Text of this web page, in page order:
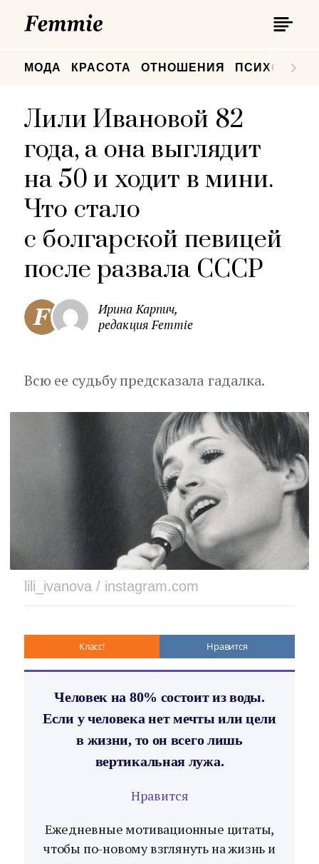
МОДА КРАСОТА ОТНОШЕНИЯ
Лили Ивановой 82
года, а она выглядит
на 50 и ходит в мини.
Что стало
с болгарской певицей
после развала СССР
Ирина Карпич,
редакция Femmie
Всю ее судьбу предсказала гадалка.
lili_ivanova / instagram.com
Класс! Нравится
Человек на 80% состоит из воды.
Если у человека нет мечты или цели
в жизни, то он всего лишь
вертикальная лужа.
Нравится
Ежедневные мотивационные цитаты,
чтобы по-новому взглянуть на жизнь и